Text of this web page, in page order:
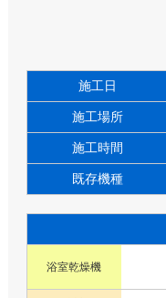
施工日
施工場所
施工時間
既存機種
浴室乾燥機